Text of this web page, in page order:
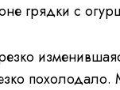
грядки с
похолодало.